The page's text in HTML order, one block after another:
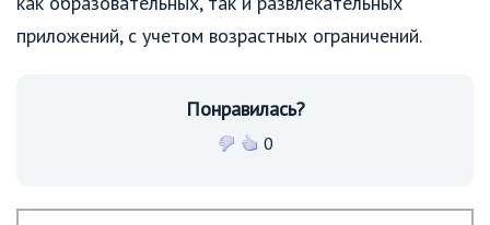
приложений, с учетом возрастных ограничений.
Понравилась?
0